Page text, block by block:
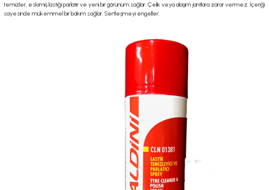
temizler, eskimiş lastiği parlatır ve yeni bir görünüm sağlar. Çelik veya alaşım jantlara zarar vermez. İçeriği
sayesinde mükemmel bir bakım sağlar. Sertleşmeyi engeller.